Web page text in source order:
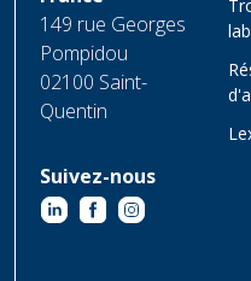
149 rue Georges
Pompidou
02100 Saint-
Quentin
Suivez-nous